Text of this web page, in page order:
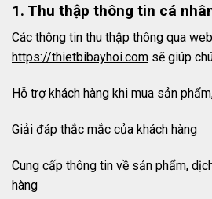
1. Thu thập thông tin cá
Các thông tin thu thập thông qua
https://thietbibayhoi.com sẽ giúp
Hỗ trợ khách hàng khi mua sản
Giải đáp thắc mắc của khách hàng
Cung cấp thông tin về sản phẩm,
hàng